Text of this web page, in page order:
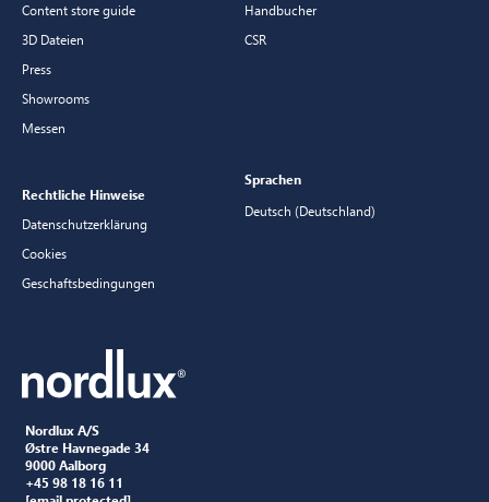
Nordlux A/S
Østre Havnegade 34
9000 Aalborg
+45 98 18 16 11
Content store guide
3D Dateien
Press
Showrooms
Messen
Handbucher
CSR
Rechtliche Hinweise
Datenschutzerklärung
Cookies
Geschaftsbedingungen
Sprachen
Deutsch (Deutschland)